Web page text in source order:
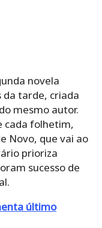
novela
da tarde, criada
mesmo autor.
cada folhetim,
Novo, que vai ao
prioriza
sucesso de
último